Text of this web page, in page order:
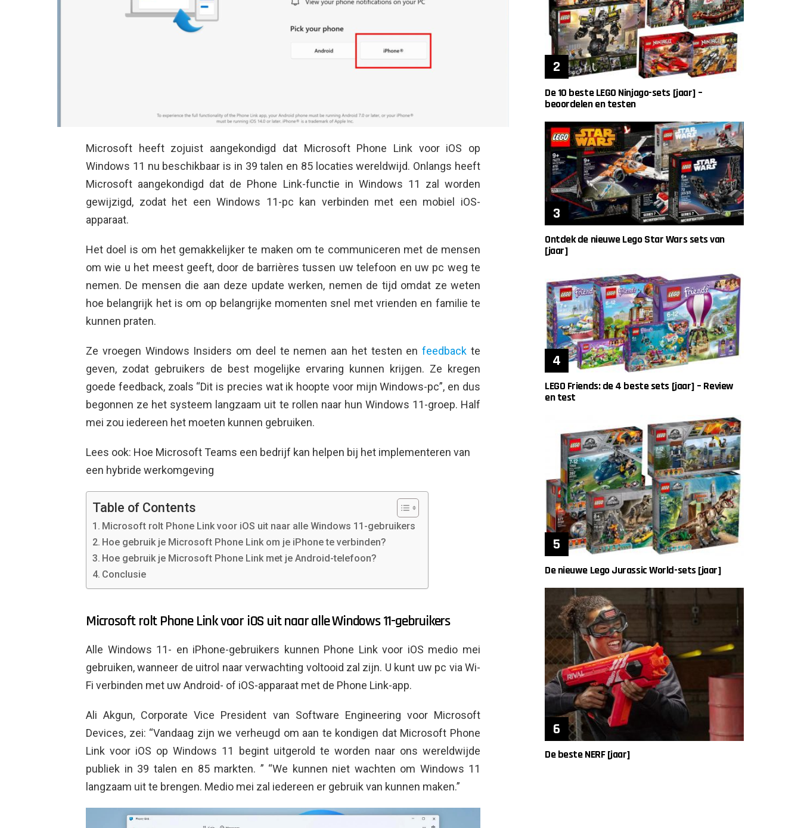
Microsoft heeft zojuist aangekondigd dat Microsoft Phone Link voor iOS op
Windows 11 nu beschikbaar is in 39 talen en 85 locaties wereldwijd. Onlangs heeft
Microsoft aangekondigd dat de Phone Link-functie in Windows 11 zal worden
gewijzigd, zodat het een Windows 11-pc kan verbinden met een mobiel iOS-
apparaat.
Het doel is om het gemakkelijker te maken om te communiceren met de mensen
om wie u het meest geeft, door de barrières tussen uw telefoon en uw pc weg te
nemen. De mensen die aan deze update werken, nemen de tijd omdat ze weten
hoe belangrijk het is om op belangrijke momenten snel met vrienden en familie te
kunnen praten.
Ze vroegen Windows Insiders om deel te nemen aan het testen enfeedback te
geven, zodat gebruikers de best mogelijke ervaring kunnen krijgen. Ze kregen
goede feedback, zoals “Dit is precies wat ik hoopte voor mijn Windows-pc”, en dus
begonnen ze het systeem langzaam uit te rollen naar hun Windows 11-groep. Half
mei zou iedereen het moeten kunnen gebruiken.
Lees ook: Hoe Microsoft Teams een bedrijf kan helpen bij het implementeren van
een hybride werkomgeving
Table of Contents
Microsoft rolt Phone Link voor iOS uit naar alle Windows 11-gebruikers
Hoe gebruik je Microsoft Phone Link om je iPhone te verbinden?
Hoe gebruik je Microsoft Phone Link met je Android-telefoon?
Conclusie
Microsoft rolt Phone Link voor iOS uit naar alle Windows 11-gebruikers
Alle Windows 11- en iPhone-gebruikers kunnen Phone Link voor iOS medio mei
gebruiken, wanneer de uitrol naar verwachting voltooid zal zijn. U kunt uw pc via Wi-
Fi verbinden met uw Android- of iOS-apparaat met de Phone Link-app.
Ali Akgun, Corporate Vice President van Software Engineering voor Microsoft
Devices, zei: “Vandaag zijn we verheugd om aan te kondigen dat Microsoft Phone
Link voor iOS op Windows 11 begint uitgerold te worden naar ons wereldwijde
publiek in 39 talen en 85 markten. ” “We kunnen niet wachten om Windows 11
langzaam uit te brengen. Medio mei zal iedereen er gebruik van kunnen maken.”
De 10 beste LEGO Ninjago-sets [jaar] –
beoordelen en testen
Ontdek de nieuwe Lego Star Wars sets van
[jaar]
LEGO Friends: de 4 beste sets [jaar] – Review
en test
De nieuwe Lego Jurassic World-sets [jaar]
De beste NERF [jaar]